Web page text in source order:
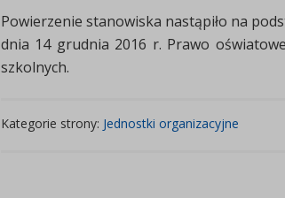
Powierzenie stanowiska nastąpiło na
dnia 14 grudnia 2016 r. Prawo
szkolnych.
Kategorie strony: Jednostki organizacyjne